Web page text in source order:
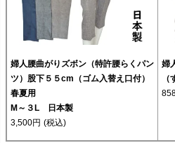
婦人腰曲がりズボン（特許腰らくパン
ツ）股下５５cm（ゴム入替え口付）
春夏用
M～３L 日本製
3,500円 (税込)
婦